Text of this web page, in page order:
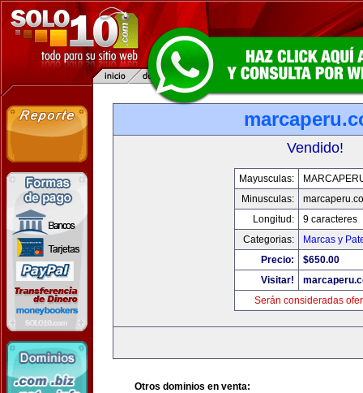
Vendido!
Mayusculas:
Minusculas:
Longitud:
9 caracteres
Categorias:
Marcas y
Precio:
$650.00
Visitar!
Serán consideradas
Otros dominios en venta: